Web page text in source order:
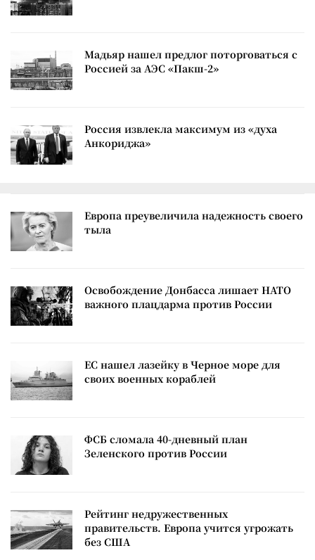
Мадьяр нашел предлог поторговаться с
Россией за АЭС «Пакш-2»
Россия извлекла максимум из «духа
Анкориджа»
Европа преувеличила надежность своего
тыла
Освобождение Донбасса лишает НАТО
важного плацдарма против России
ЕС нашел лазейку в Черное море для
своих военных кораблей
ФСБ сломала 40-дневный план
Зеленского против России
Рейтинг недружественных
правительств. Европа учится угрожать
без США